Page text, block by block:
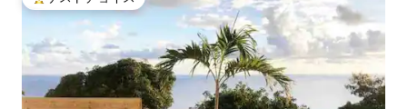
大好評のゲストチョイスです。